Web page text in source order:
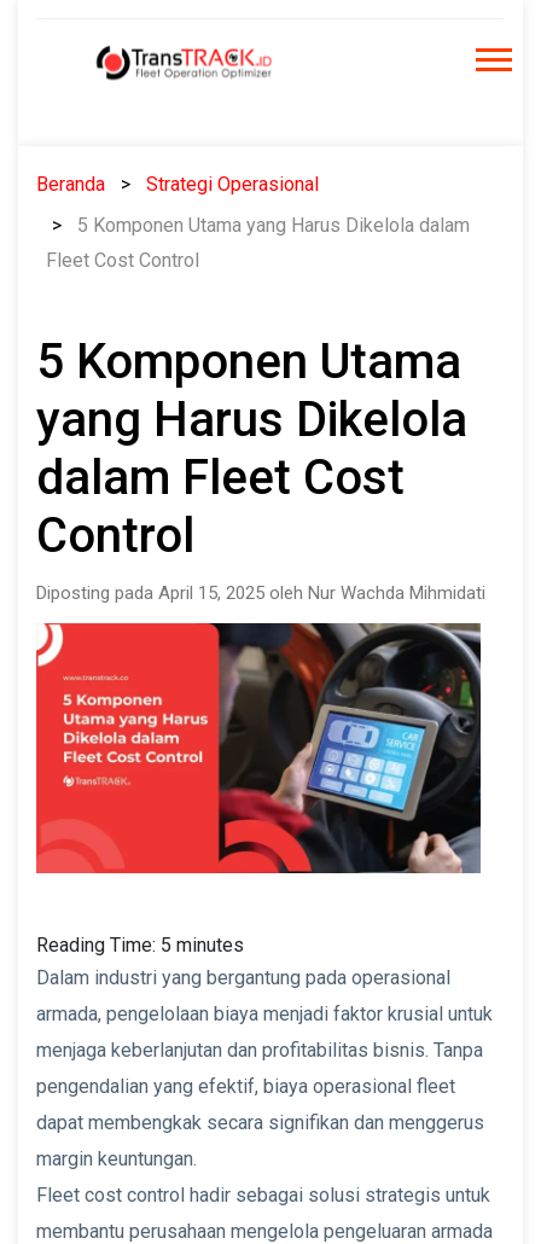
Beranda
Strategi Operasional
5 Komponen Utama yang Harus Dikelola dalam
Fleet Cost Control
5 Komponen Utama
yang Harus Dikelola
dalam Fleet Cost
Control
Diposting pada April 15, 2025 oleh Nur Wachda Mihmidati
Reading Time: 5 minutes
Dalam industri yang bergantung pada operasional
armada, pengelolaan biaya menjadi faktor krusial untuk
menjaga keberlanjutan dan profitabilitas bisnis. Tanpa
pengendalian yang efektif, biaya operasional fleet
dapat membengkak secara signifikan dan menggerus
margin keuntungan.
Fleet cost control hadir sebagai solusi strategis untuk
membantu perusahaan mengelola pengeluaran armada